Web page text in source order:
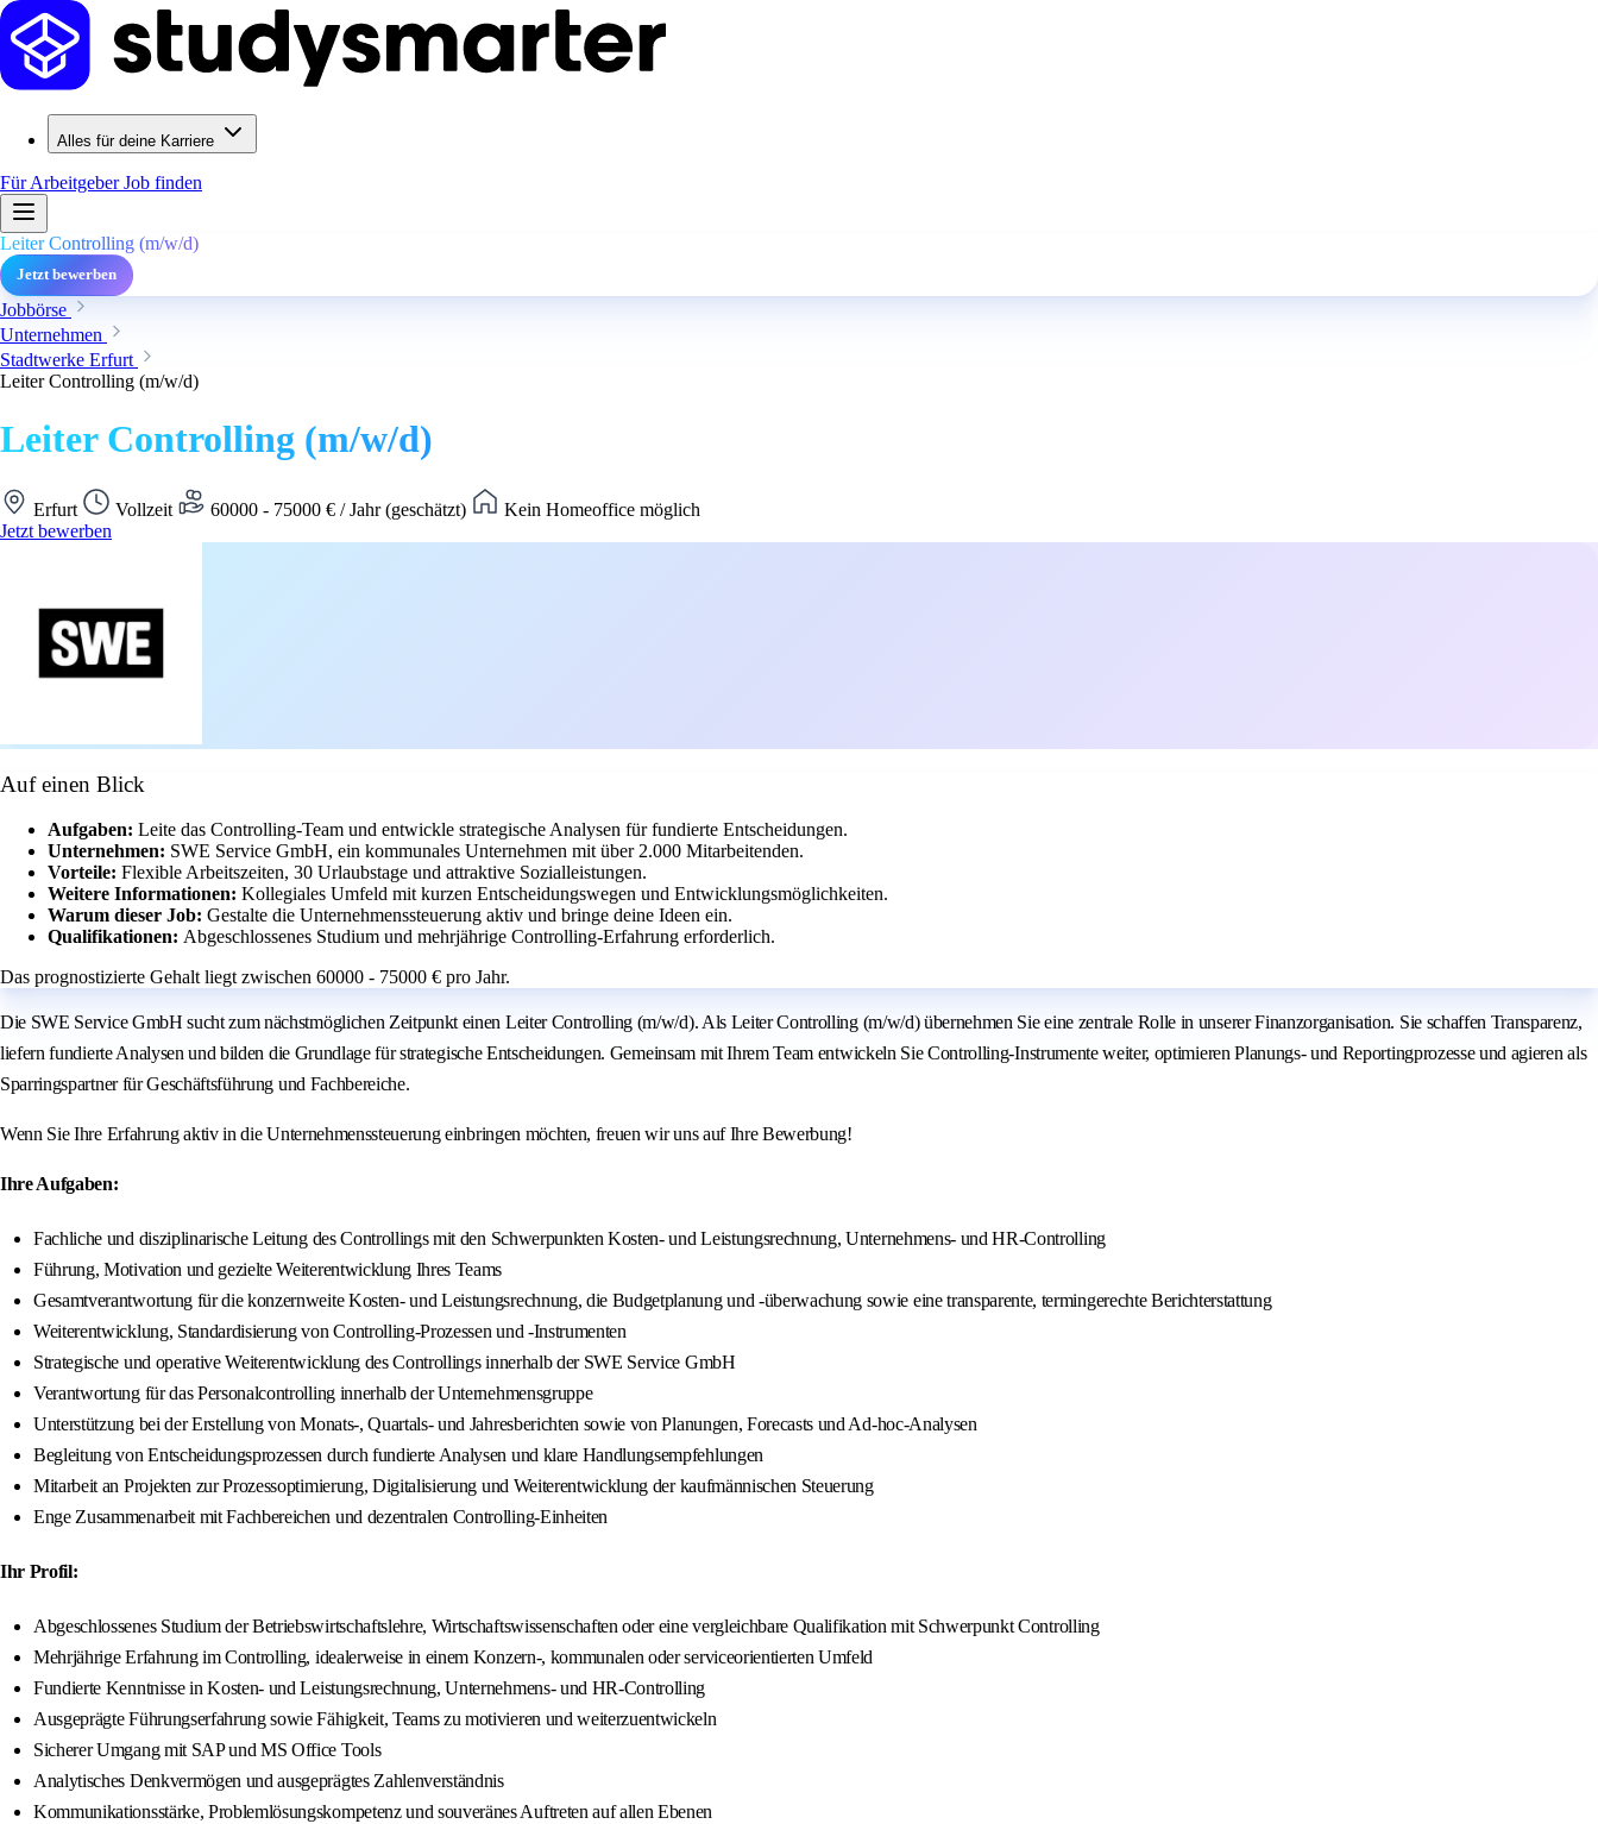
Alles für deine Karriere
Für ArbeitgeberJob finden
Leiter Controlling (m/w/d)
Jetzt bewerben
Jobbörse
Unternehmen
Stadtwerke Erfurt
Leiter Controlling (m/w/d)
Leiter Controlling (m/w/d)
Erfurt Vollzeit 60000 - 75000 € / Jahr (geschätzt)
Kein Homeoffice möglich
Jetzt bewerben
Auf einen Blick
Aufgaben: Leite das Controlling-Team und entwickle strategische Analysen für fundierte Entscheidungen.
Unternehmen: SWE Service GmbH, ein kommunales Unternehmen mit über 2.000 Mitarbeitenden.
Vorteile: Flexible Arbeitszeiten, 30 Urlaubstage und attraktive Sozialleistungen.
Weitere Informationen: Kollegiales Umfeld mit kurzen Entscheidungswegen und Entwicklungsmöglichkeiten.
Warum dieser Job: Gestalte die Unternehmenssteuerung aktiv und bringe deine Ideen ein.
Qualifikationen: Abgeschlossenes Studium und mehrjährige Controlling-Erfahrung erforderlich.
Das prognostizierte Gehalt liegt zwischen 60000 - 75000 € pro Jahr.
Die SWE Service GmbH sucht zum nächstmöglichen Zeitpunkt einen Leiter Controlling (m/w/d). Als Leiter Controlling (m/w/d) übernehmen Sie eine zentrale Rolle in unserer Finanzorganisation. Sie schaffen Transparenz,
liefern fundierte Analysen und bilden die Grundlage für strategische Entscheidungen. Gemeinsam mit Ihrem Team entwickeln Sie Controlling-Instrumente weiter, optimieren Planungs- und Reportingprozesse und agieren als
Sparringspartner für Geschäftsführung und Fachbereiche.
Wenn Sie Ihre Erfahrung aktiv in die Unternehmenssteuerung einbringen möchten, freuen wir uns auf Ihre Bewerbung!
Ihre Aufgaben:
Fachliche und disziplinarische Leitung des Controllings mit den Schwerpunkten Kosten- und Leistungsrechnung, Unternehmens- und HR-Controlling
Führung, Motivation und gezielte Weiterentwicklung Ihres Teams
Gesamtverantwortung für die konzernweite Kosten- und Leistungsrechnung, die Budgetplanung und -überwachung sowie eine transparente, termingerechte Berichterstattung
Weiterentwicklung, Standardisierung von Controlling-Prozessen und -Instrumenten
Strategische und operative Weiterentwicklung des Controllings innerhalb der SWE Service GmbH
Verantwortung für das Personalcontrolling innerhalb der Unternehmensgruppe
Unterstützung bei der Erstellung von Monats-, Quartals- und Jahresberichten sowie von Planungen, Forecasts und Ad-hoc-Analysen
Begleitung von Entscheidungsprozessen durch fundierte Analysen und klare Handlungsempfehlungen
Mitarbeit an Projekten zur Prozessoptimierung, Digitalisierung und Weiterentwicklung der kaufmännischen Steuerung
Enge Zusammenarbeit mit Fachbereichen und dezentralen Controlling-Einheiten
Ihr Profil:
Abgeschlossenes Studium der Betriebswirtschaftslehre, Wirtschaftswissenschaften oder eine vergleichbare Qualifikation mit Schwerpunkt Controlling
Mehrjährige Erfahrung im Controlling, idealerweise in einem Konzern-, kommunalen oder serviceorientierten Umfeld
Fundierte Kenntnisse in Kosten- und Leistungsrechnung, Unternehmens- und HR-Controlling
Ausgeprägte Führungserfahrung sowie Fähigkeit, Teams zu motivieren und weiterzuentwickeln
Sicherer Umgang mit SAP und MS Office Tools
Analytisches Denkvermögen und ausgeprägtes Zahlenverständnis
Kommunikationsstärke, Problemlösungskompetenz und souveränes Auftreten auf allen Ebenen